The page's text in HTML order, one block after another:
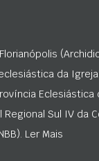
da Igreja
Eclesiástica
Regional Sul IV da
Ler Mais